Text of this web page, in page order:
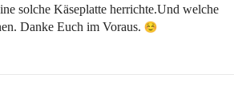
solche Käseplatte herrichte.Und welche
Danke Euch im Voraus.